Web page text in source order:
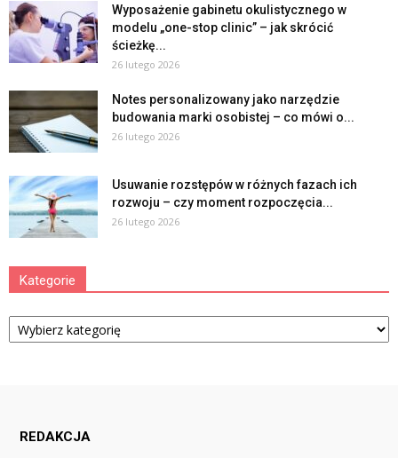
Wyposażenie gabinetu okulistycznego w
modelu „one-stop clinic” – jak skrócić
ścieżkę...
26 lutego 2026
Notes personalizowany jako narzędzie
budowania marki osobistej – co mówi o...
26 lutego 2026
Usuwanie rozstępów w różnych fazach ich
rozwoju – czy moment rozpoczęcia...
26 lutego 2026
Kategorie
Kategorie
REDAKCJA